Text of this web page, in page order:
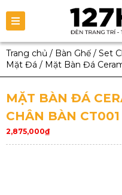
Trang chủ / Bàn Ghế / Set
Mặt Đá / Mặt Bàn Đá
MẶT BÀN ĐÁ
CHÂN BÀN CT001
2,875,000₫